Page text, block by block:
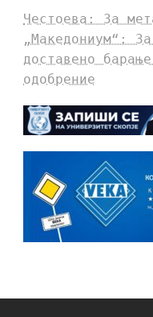
Честоева: За
„Македониум“:
доставено
одобрение